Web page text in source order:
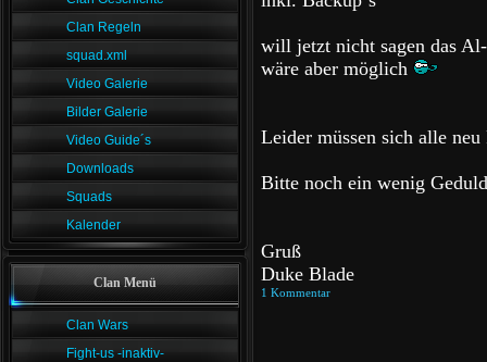
Clan Regeln
squad.xml
Video Galerie
Bilder Galerie
Video Guide´s
Downloads
Squads
Kalender
Clan Menü
Clan Wars
Fight-us -inaktiv-
will jetzt nicht sagen das
wäre aber möglich
Leider müssen sich alle
Bitte noch ein wenig
Gruß
Duke Blade
1 Kommentar